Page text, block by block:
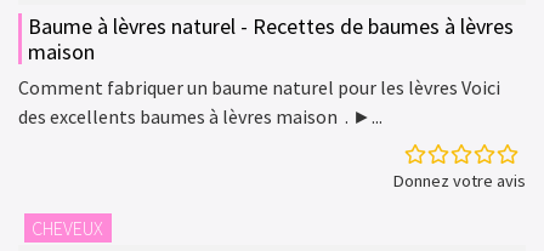
Baume à lèvres naturel - Recettes de baumes à lèvres
maison
Comment fabriquer un baume naturel pour les lèvres Voici
des excellents baumes à lèvres maison . ►...
Donnez votre avis
CHEVEUX